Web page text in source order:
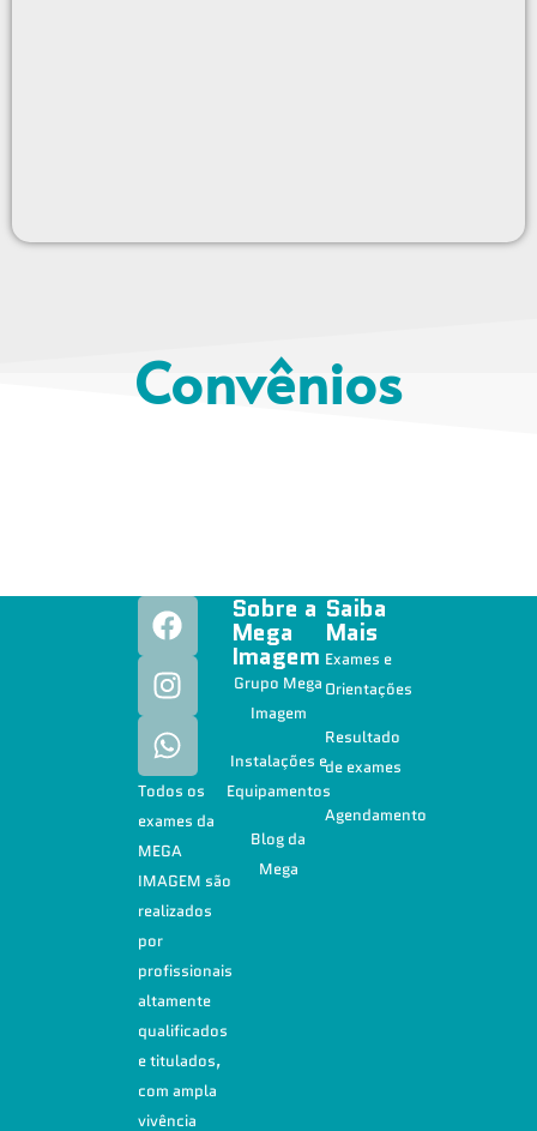
Convênios
Todos os
exames da
MEGA
IMAGEM são
realizados
por
profissionais
altamente
qualificados
e titulados,
com ampla
vivência
Sobre a
Mega
Imagem
Grupo Mega
Imagem
Instalações e
Equipamentos
Blog da
Mega
Saiba
Mais
Exames e
Orientações
Resultado
de exames
Agendamento